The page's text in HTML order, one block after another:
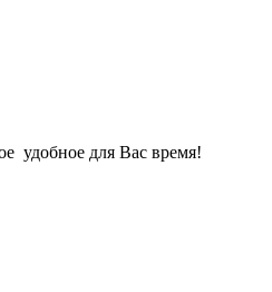
удобное для Вас время!